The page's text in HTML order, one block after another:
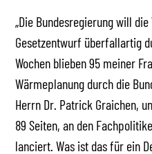
„Die Bundesregierung will
Gesetzentwurf überfallartig
Wochen blieben 95 meiner
Wärmeplanung durch die
Herrn Dr. Patrick Graichen,
89 Seiten, an den
lanciert. Was ist das für ein